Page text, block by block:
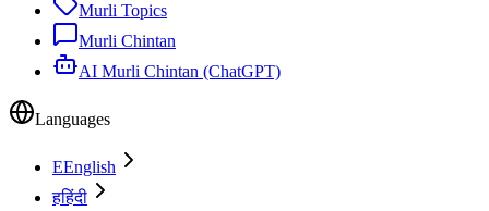
Murli Topics
Murli Chintan
AI Murli Chintan (ChatGPT)
Languages
EEnglish
हहिंदी